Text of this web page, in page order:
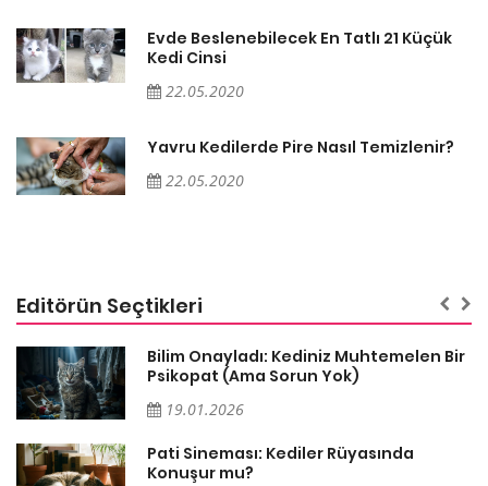
Evde Beslenebilecek En Tatlı 21 Küçük
Kedi Cinsi
22.05.2020
Yavru Kedilerde Pire Nasıl Temizlenir?
22.05.2020
Editörün Seçtikleri
Bilim Onayladı: Kediniz Muhtemelen Bir
Psikopat (Ama Sorun Yok)
19.01.2026
Pati Sineması: Kediler Rüyasında
Konuşur mu?